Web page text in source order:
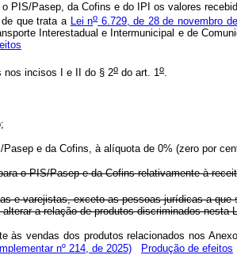
PIS/Pasep, da Cofins e do IPI os valores
que trata a Lei no6.729, de 28 de novembro
Interestadual e Intermunicipal e de
nos incisos I e II do § 2o do art. 1o
e da Cofins, à alíquota de 0% (zero por
o PIS/Pasep e da Cofins relativamente à
e varejistas, exceto as pessoas jurídicas a que
a relação de produtos discriminados
às vendas dos produtos relacionados nos
nº 214, de 2025)
Produção de efeitos